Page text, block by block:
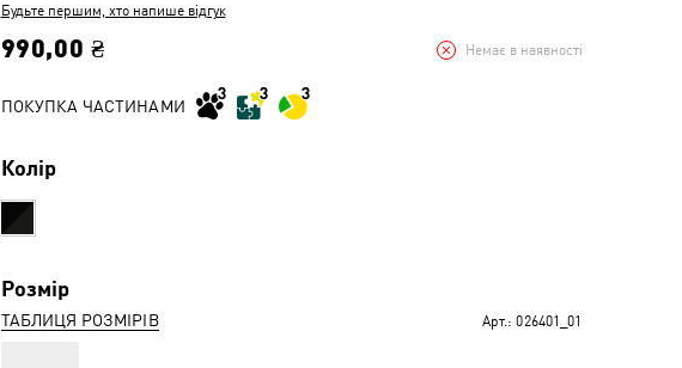
Будьте першим, хто напише відгук
990,00 ₴ Немає в наявності
ПОКУПКА ЧАСТИНАМИ
Колір
Розмір
ТАБЛИЦЯ РОЗМІРІВ Арт.: 026401_01